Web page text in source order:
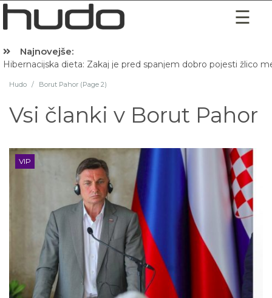
Najnovejše:
Hibernacijska dieta: Zakaj je pred spanjem dobro pojesti žlico
Hudo / Borut Pahor (Page 2)
Vsi članki v Borut Pahor
VIP